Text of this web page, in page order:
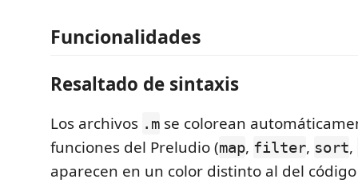
Funcionalidades
Resaltado de sintaxis
Los archivos .m se colorean
funciones del Preludio (map, filter, sort,
aparecen en un color distinto al del